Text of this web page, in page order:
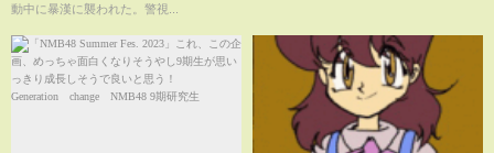
動中に暴漢に襲われた。警視...